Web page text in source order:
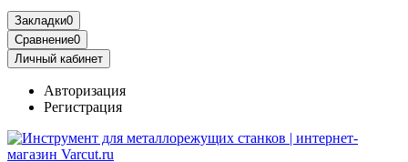
Закладки0
Сравнение0
Личный кабинет
Авторизация
Регистрация